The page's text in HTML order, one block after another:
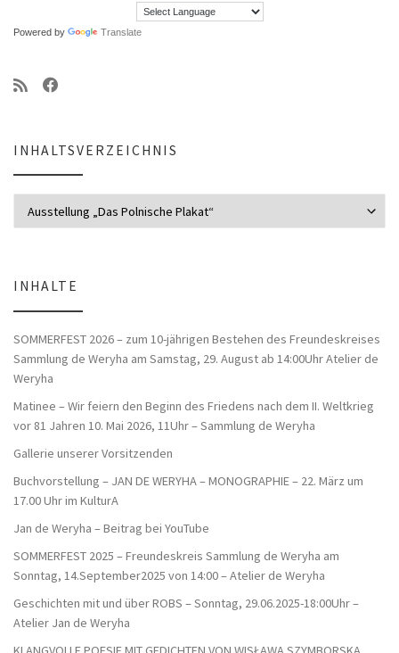
Powered by Translate
INHALTSVERZEICHNIS
INHALTE
SOMMERFEST 2026 – zum 10-jährigen Bestehen des Freundeskreises
Sammlung de Weryha am Samstag, 29. August ab 14:00Uhr Atelier de
Weryha
Matinee – Wir feiern den Beginn des Friedens nach dem II. Weltkrieg
vor 81 Jahren 10. Mai 2026, 11Uhr – Sammlung de Weryha
Gallerie unserer Vorsitzenden
Buchvorstellung – JAN DE WERYHA – MONOGRAPHIE – 22. März um
17.00 Uhr im KulturA
Jan de Weryha – Beitrag bei YouTube
SOMMERFEST 2025 – Freundeskreis Sammlung de Weryha am
Sonntag, 14.September2025 von 14:00 – Atelier de Weryha
Geschichten mit und über ROBS – Sonntag, 29.06.2025-18:00Uhr –
Atelier Jan de Weryha